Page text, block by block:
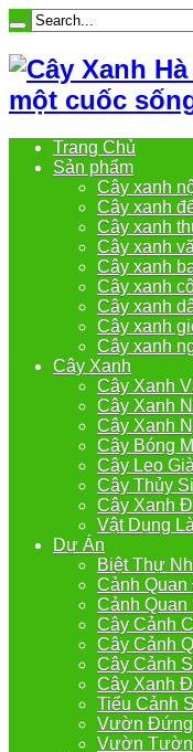
một cuốc
Trang Chủ
Sản phẩm
Cây xanh
Cây xanh
Cây xanh
Cây xanh
Cây xanh
Cây xanh
Cây xanh
Cây xanh
Cây xanh
Cây Xanh
Cây Xanh
Cây Xanh
Cây Xanh
Cây Bóng
Cây Leo
Cây Thủy
Cây Xanh
Vật Dụng
Dự Án
Biệt Thự
Cảnh Quan
Cảnh
Cây Cảnh
Cây Cảnh
Cây Cảnh
Cây Xanh
Tiểu Cảnh
Vườn Đứng
Vườn